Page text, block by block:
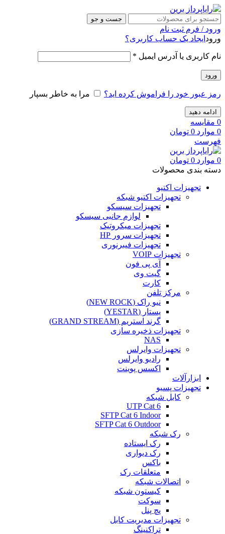
جست و جو
ورود / فرم ثبت نام
ورود ایجاد یک حساب کاربری؟
نام کاربری یا آدرس ایمیل *
ورود
رمز عبور خود را فراموش کرده اید؟ مرا به خاطر بسپار
ادامه دهید
0 مقایسه
0 موارد 0 تومان
فهرست
0 موارد 0 تومان
دسته بندی محصولات
تجهیزات اکتیو
تجهیزات اکتیو شبکه
تجهیزات سیسکو
لوازم جانبی سیسکو
تجهیزات میکروتیک
تجهیزات سرور HP
تجهیزات فیبرنوری
تجهیزات VOIP
آی پی فون
گیت وی
کارت
مرکز تلفن
نیو راک (NEW ROCK)
یستار (YESTAR)
گرند استریم (GRAND STREAM)
تجهیزات ذخیره سازی
NAS
تجهیزات وایرلس
رادیو وایرلس
اکسس پوینت
ابزارآلات
تجهیزات پسیو
کابل شبکه
UTP Cat 6
SFTP Cat 6 Indoor
SFTP Cat 6 Outdoor
رک شبکه
رک ایستاده
رک دیواری
باکس
متعلقات رک
اتصالات شبکه
کیستون شبکه
سوکت
پچ پنل
تجهیزات مدیریت کابل
تراکنینگ